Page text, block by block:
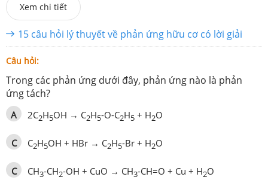
Xem chi tiết
15 câu hỏi lý thuyết về phản ứng hữu cơ có lời giải
Câu hỏi:
Trong các phản ứng dưới đây, phản ứng nào là phản
ứng tách?
A 2C2H5OH → C2H5-O-C2H5 + H2O
C C2H5OH + HBr → C2H5-Br + H2O
C CH3-CH2-OH + CuO → CH3-CH=O + Cu + H2O